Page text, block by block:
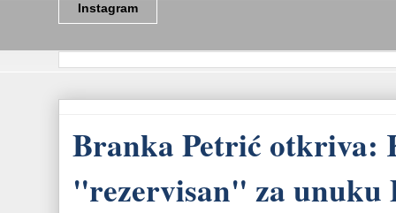
Instagram
Branka Petrić otkriva:
"rezervisan" za unuku